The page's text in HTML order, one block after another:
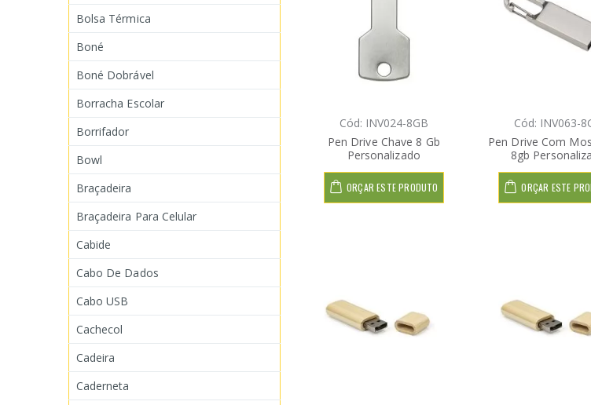
Cód: INV024-8GB
Pen Drive Chave 8 Gb
Personalizado
ORÇAR ESTE PRODUTO
Cód: INV063-
Pen Drive Com
8gb
ORÇAR ESTE
Bolsa Térmica
Boné
Boné Dobrável
Borracha Escolar
Borrifador
Bowl
Braçadeira
Braçadeira Para Celular
Cabide
Cabo De Dados
Cabo USB
Cachecol
Cadeira
Caderneta